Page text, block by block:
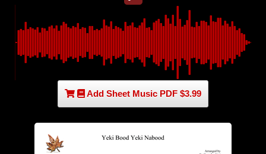
Add Sheet Music PDF $3.99